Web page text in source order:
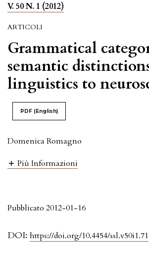
V. 50 N. 1 (2012)
ARTICOLI
Grammatical
semantic
linguistics to
PDF (English)
Domenica Romagno
Più Informazioni
DOI: https://doi.org/10.4454/ssl.v50i1.71
Pubblicato 2012-01-16